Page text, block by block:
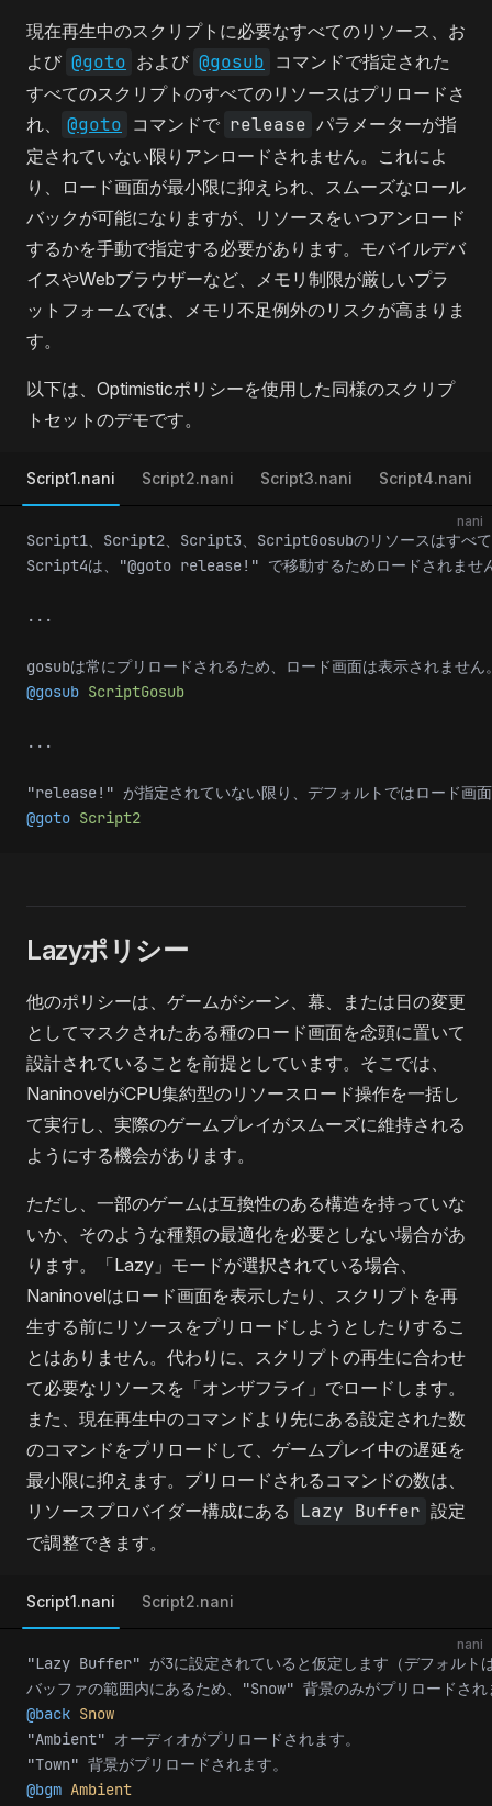
現在再生中のスクリプトに必要なすべてのリソース、お
よび @goto および @gosub コマンドで指定された
すべてのスクリプトのすべてのリソースはプリロードさ
れ、
@goto コマンドで release パラメーターが指
定されていない限りアンロードされません。これによ
り、ロード画面が最小限に抑えられ、スムーズなロール
バックが可能になりますが、リソースをいつアンロード
するかを手動で指定する必要があります。モバイルデバ
イスやWebブラウザーなど、メモリ制限が厳しいプラ
ットフォームでは、メモリ不足例外のリスクが高まりま
す。
以下は、Optimisticポリシーを使用した同様のスクリプ
トセットのデモです。
Script1.nani Script2.nani Script3.nani Script4.nani
nani
Script1、Script2、Script3、ScriptGosubのリソースはすべて
Script4は、"@goto release!" で移動するためロードされませ
...
gosubは常にプリロードされるため、ロード画面は表示されません
@gosub ScriptGosub
...
"release!" が指定されていない限り、デフォルトではロード画
@goto Script2
Lazyポリシー
他のポリシーは、ゲームがシーン、幕、または日の変更
としてマスクされたある種のロード画面を念頭に置いて
設計されていることを前提としています。そこでは、
NaninovelがCPU集約型のリソースロード操作を一括し
て実行し、実際のゲームプレイがスムーズに維持される
ようにする機会があります。
ただし、一部のゲームは互換性のある構造を持っていな
いか、そのような種類の最適化を必要としない場合があ
ります。「Lazy」モードが選択されている場合、
Naninovelはロード画面を表示したり、スクリプトを再
生する前にリソースをプリロードしようとしたりするこ
とはありません。代わりに、スクリプトの再生に合わせ
て必要なリソースを「オンザフライ」でロードします。
また、現在再生中のコマンドより先にある設定された数
のコマンドをプリロードして、ゲームプレイ中の遅延を
最小限に抑えます。プリロードされるコマンドの数は、
リソースプロバイダー構成にある
Lazy Buffer 設定
で調整できます。
Script1.nani Script2.nani
nani
"Lazy Buffer" が3に設定されていると仮定します（デフォルト
バッファの範囲内にあるため、"Snow" 背景のみがプリロードされ
@back Snow
"Ambient" オーディオがプリロードされます。
"Town" 背景がプリロードされます。
@bgm Ambient